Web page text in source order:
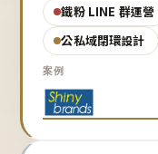
鐵粉 LINE 群運營
公私域閉環設計
案例